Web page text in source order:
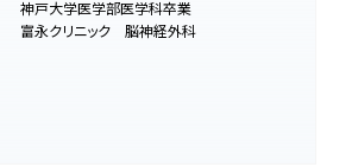
神戸大学医学部医学科卒業
富永クリニック 脳神経外科